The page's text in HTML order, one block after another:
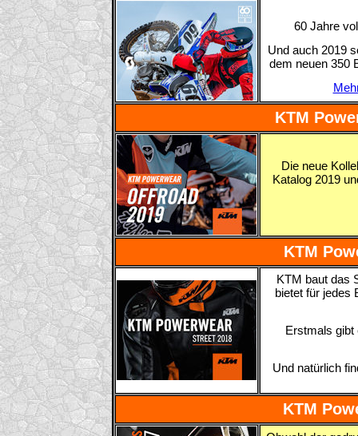
60 Jahre
Und auch 2019
dem neuen 350
KTM
Die neue
Katalog 2019
KTM
KTM baut das
bietet für jedes
Erstmals gibt
Und natürlich
KTM